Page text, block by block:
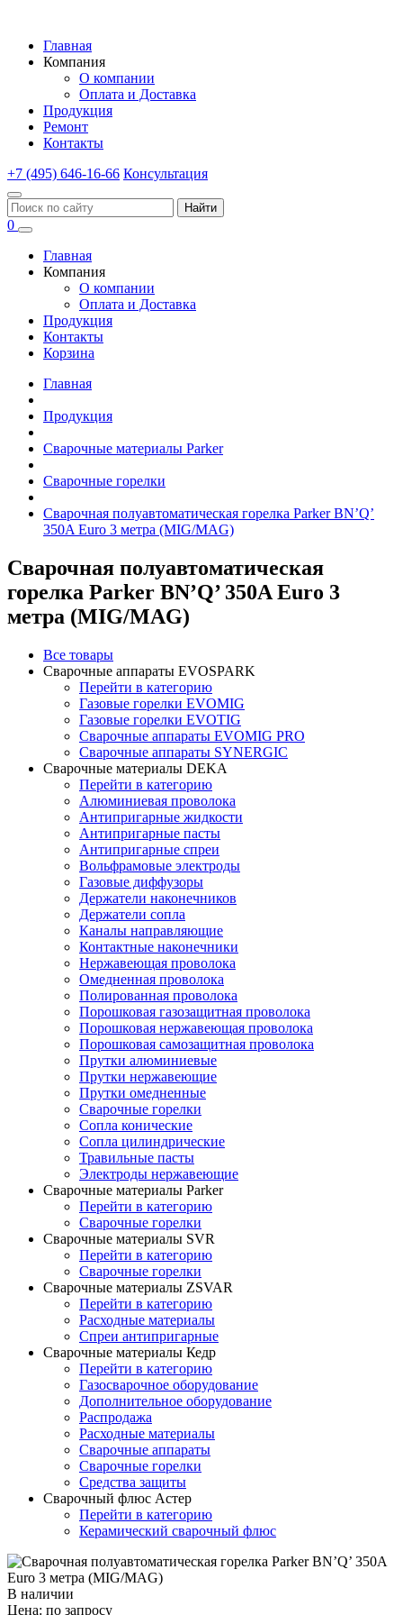
Главная
Компания
О компании
Оплата и Доставка
Продукция
Ремонт
Контакты
+7 (495) 646-16-66 Консультация
Найти
0
Главная
Компания
О компании
Оплата и Доставка
Продукция
Контакты
Корзина
Главная
Продукция
Сварочные материалы Parker
Сварочные горелки
Сварочная полуавтоматическая горелка Parker BN’Q’
350A Euro 3 метра (MIG/MAG)
Сварочная полуавтоматическая
горелка Parker BN’Q’ 350A Euro 3
метра (MIG/MAG)
Все товары
Сварочные аппараты EVOSPARK
Перейти в категорию
Газовые горелки EVOMIG
Газовые горелки EVOTIG
Сварочные аппараты EVOMIG PRO
Сварочные аппараты SYNERGIC
Сварочные материалы DEKA
Перейти в категорию
Алюминиевая проволока
Антипригарные жидкости
Антипригарные пасты
Антипригарные спреи
Вольфрамовые электроды
Газовые диффузоры
Держатели наконечников
Держатели сопла
Каналы направляющие
Контактные наконечники
Нержавеющая проволока
Омедненная проволока
Полированная проволока
Порошковая газозащитная проволока
Порошковая нержавеющая проволока
Порошковая самозащитная проволока
Прутки алюминиевые
Прутки нержавеющие
Прутки омедненные
Сварочные горелки
Сопла конические
Сопла цилиндрические
Травильные пасты
Электроды нержавеющие
Сварочные материалы Parker
Перейти в категорию
Сварочные горелки
Сварочные материалы SVR
Перейти в категорию
Сварочные горелки
Сварочные материалы ZSVAR
Перейти в категорию
Расходные материалы
Спреи антипригарные
Сварочные материалы Кедр
Перейти в категорию
Газосварочное оборудование
Дополнительное оборудование
Распродажа
Расходные материалы
Сварочные аппараты
Сварочные горелки
Средства защиты
Сварочный флюс Астер
Перейти в категорию
Керамический сварочный флюс
В наличии
Цена: по запросу